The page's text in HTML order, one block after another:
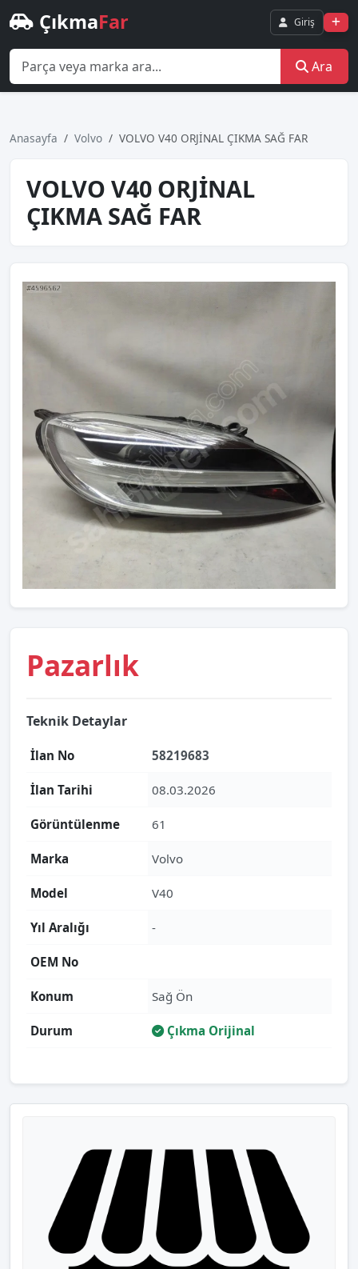
ÇıkmaFar Giriş
Ara
Anasayfa Volvo VOLVO V40 ORJİNAL ÇIKMA SAĞ FAR
VOLVO V40 ORJİNAL
ÇIKMA SAĞ FAR
Pazarlık
Teknik Detaylar
İlan No 58219683
İlan Tarihi 08.03.2026
Görüntülenme 61
Marka Volvo
Model V40
Yıl Aralığı -
OEM No
Konum Sağ Ön
Durum Çıkma Orijinal